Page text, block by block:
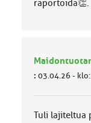
: 03.04.26 -
Tuli lajiteltua